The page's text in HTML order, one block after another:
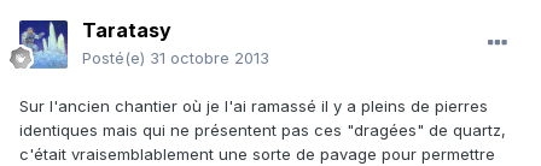
Taratasy
Posté(e) 31 octobre 2013
Sur l'ancien chantier où je l'ai ramassé il y a pleins de pierres
identiques mais qui ne présentent pas ces "dragées" de quartz,
c'était vraisemblablement une sorte de pavage pour permettre